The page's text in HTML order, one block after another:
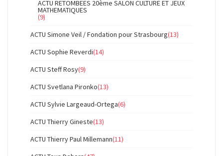
ACTU RETOMBEES 20ème SALON CULTURE ET JEUX
MATHEMATIQUES
(9)
ACTU Simone Veil / Fondation pour Strasbourg(13)
ACTU Sophie Reverdi(14)
ACTU Steff Rosy(9)
ACTU Svetlana Pironko(13)
ACTU Sylvie Largeaud-Ortega(6)
ACTU Thierry Gineste(13)
ACTU Thierry Paul Millemann(11)